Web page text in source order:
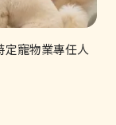
寵物業專任人